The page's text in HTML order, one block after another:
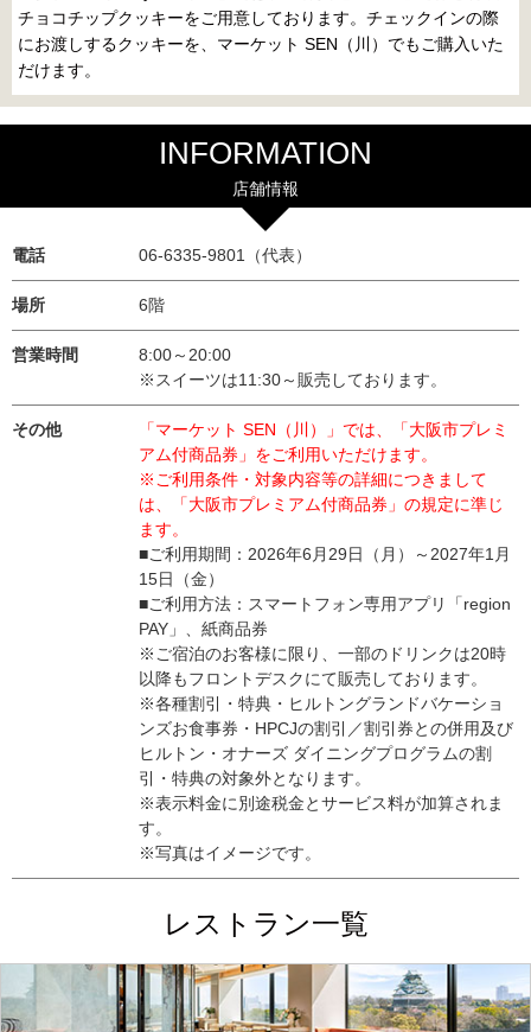
してみてください。
INFORMATION
店舗情報
電話 06-6335-9801（代表）
場所 6階
営業時間
8:00～20:00
※スイーツは11:30～販売しております。
その他
「マーケット SEN（川）」では、「大阪市プレミ
アム付商品券」をご利用いただけます。
※ご利用条件・対象内容等の詳細につきまして
は、「大阪市プレミアム付商品券」の規定に準じ
ます。
■ご利用期間：2026年6月29日（月）～2027年1月
15日（金）
■ご利用方法：スマートフォン専用アプリ「region
PAY」、紙商品券
※ご宿泊のお客様に限り、一部のドリンクは20時
以降もフロントデスクにて販売しております。
※各種割引・特典・ヒルトングランドバケーショ
ンズお食事券・HPCJの割引／割引券との併用及び
ヒルトン・オナーズ ダイニングプログラムの割
引・特典の対象外となります。
※表示料金に別途税金とサービス料が加算されま
す。
※写真はイメージです。
レストラン一覧